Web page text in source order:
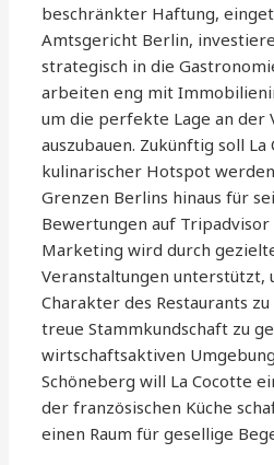
beschränkter Haftung,
Amtsgericht Berlin,
strategisch in die
arbeiten eng mit
um die perfekte Lage an
auszubauen. Zukünftig soll La
kulinarischer Hotspot
Grenzen Berlins hinaus für
Bewertungen auf Tripadvisor
Marketing wird durch
Veranstaltungen unterstützt,
Charakter des Restaurants
treue Stammkundschaft zu
wirtschaftsaktiven
Schöneberg will La Cocotte
der französischen Küche
einen Raum für gesellige